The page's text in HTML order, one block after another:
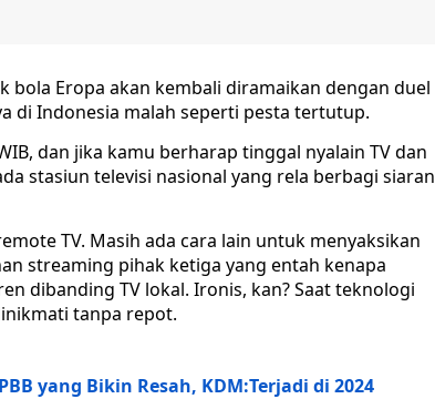
bola Eropa akan kembali diramaikan dengan duel
di Indonesia malah seperti pesta tertutup.
dan jika kamu berharap tinggal nyalain TV dan
stasiun televisi nasional yang rela berbagi siaran
TV. Masih ada cara lain untuk menyaksikan
streaming pihak ketiga yang entah kenapa
dibanding TV lokal. Ironis, kan? Saat teknologi
tanpa repot.
yang Bikin Resah, KDM:Terjadi di 2024